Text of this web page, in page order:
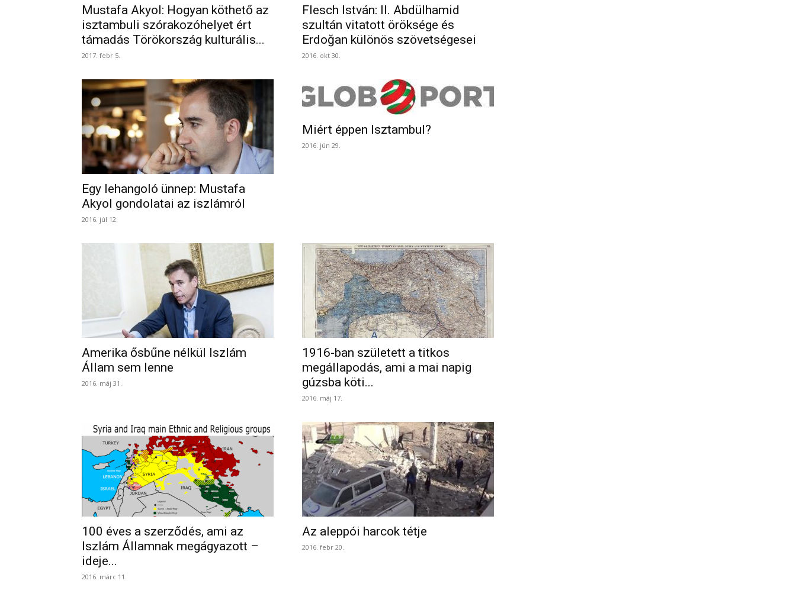
Mustafa Akyol: Hogyan köthető az
isztambuli szórakozóhelyet ért
támadás Törökország kulturális...
2017. febr 5.
Flesch István: II. Abdülhamid
szultán vitatott öröksége és
Erdoğan különös szövetségesei
2016. okt 30.
Egy lehangoló ünnep: Mustafa
Akyol gondolatai az iszlámról
2016. júl 12.
Miért éppen Isztambul?
2016. jún 29.
Amerika ősbűne nélkül Iszlám
Állam sem lenne
2016. máj 31.
1916-ban született a titkos
megállapodás, ami a mai napig
gúzsba köti...
2016. máj 17.
100 éves a szerződés, ami az
Iszlám Államnak megágyazott –
ideje...
2016. márc 11.
Az aleppói harcok tétje
2016. febr 20.